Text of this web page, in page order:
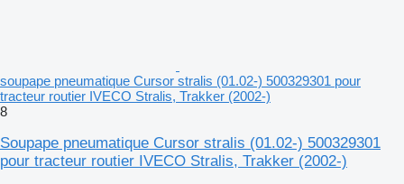
soupape pneumatique Cursor stralis (01.02-) 500329301 pour
tracteur routier IVECO Stralis, Trakker (2002-)
8
Soupape pneumatique Cursor stralis (01.02-) 500329301
pour tracteur routier IVECO Stralis, Trakker (2002-)